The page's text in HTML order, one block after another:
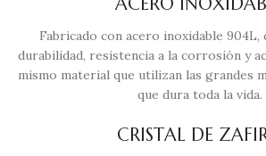
Fabricado con acero inoxidable
durabilidad, resistencia a la corrosión y
mismo material que utilizan las grandes
que dura toda la vida.
CRISTAL DE